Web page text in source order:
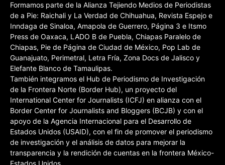
Formamos parte de la Alianza Tejiendo Medios de Periodistas
de a Pie: Raichali y La Verdad de Chihuahua, Revista Espejo e
Inndaga de Sinaloa, Amapola de Guerrero, Página 3 e Itsmo
Press de Oaxaca, LADO B de Puebla, Chiapas Paralelo de
Chiapas, Pie de Página de Ciudad de México, Pop Lab de
Guanajuato, Perimetral, Letra Fría, Zona Docs de Jalisco y
Elefante Blanco de Tamaulipas.
También integramos el Hub de Periodismo de Investigación
de la Frontera Norte (Border Hub), un proyecto del
International Center for Journalists (ICFJ) en alianza con el
Border Center for Journalists and Bloggers (BCJB) y con el
apoyo de la Agencia Internacional para el Desarrollo de
Estados Unidos (USAID), con el fin de promover el periodismo
de investigación y el análisis de datos para mejorar la
transparencia y la rendición de cuentas en la frontera México-